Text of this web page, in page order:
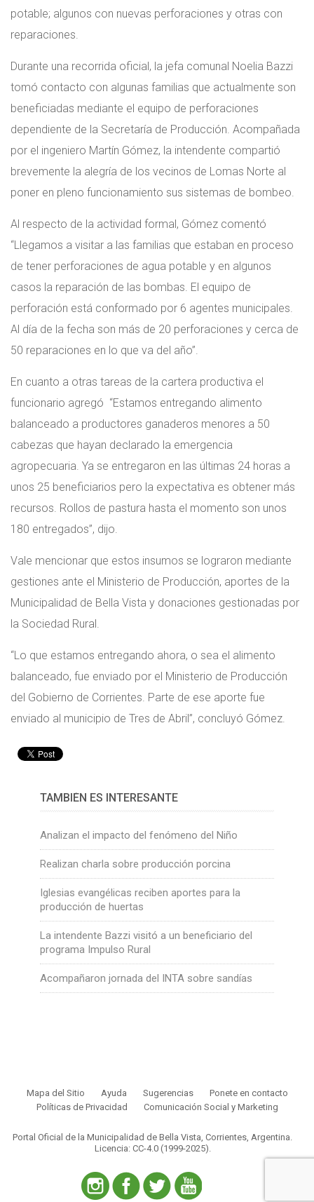
potable; algunos con nuevas perforaciones y otras con
reparaciones.
Durante una recorrida oficial, la jefa comunal Noelia Bazzi
tomó contacto con algunas familias que actualmente son
beneficiadas mediante el equipo de perforaciones
dependiente de la Secretaría de Producción. Acompañada
por el ingeniero Martín Gómez, la intendente compartió
brevemente la alegría de los vecinos de Lomas Norte al
poner en pleno funcionamiento sus sistemas de bombeo.
Al respecto de la actividad formal, Gómez comentó
“Llegamos a visitar a las familias que estaban en proceso
de tener perforaciones de agua potable y en algunos
casos la reparación de las bombas. El equipo de
perforación está conformado por 6 agentes municipales.
Al día de la fecha son más de 20 perforaciones y cerca de
50 reparaciones en lo que va del año”.
En cuanto a otras tareas de la cartera productiva el
funcionario agregó “Estamos entregando alimento
balanceado a productores ganaderos menores a 50
cabezas que hayan declarado la emergencia
agropecuaria. Ya se entregaron en las últimas 24 horas a
unos 25 beneficiarios pero la expectativa es obtener más
recursos. Rollos de pastura hasta el momento son unos
180 entregados”, dijo.
Vale mencionar que estos insumos se lograron mediante
gestiones ante el Ministerio de Producción, aportes de la
Municipalidad de Bella Vista y donaciones gestionadas por
la Sociedad Rural.
“Lo que estamos entregando ahora, o sea el alimento
balanceado, fue enviado por el Ministerio de Producción
del Gobierno de Corrientes. Parte de ese aporte fue
enviado al municipio de Tres de Abril”, concluyó Gómez.
TAMBIÉN ES INTERESANTE
Analizan el impacto del fenómeno del Niño
Realizan charla sobre producción porcina
Iglesias evangélicas reciben aportes para la
producción de huertas
La intendente Bazzi visitó a un beneficiario del
programa Impulso Rural
Acompañaron jornada del INTA sobre sandías
Mapa del Sitio Ayuda Sugerencias
Ponete en contacto
Políticas de Privacidad
Comunicación Social y Marketing
Portal Oficial de la Municipalidad de Bella Vista, Corrientes, Argentina.
Licencia: CC-4.0 (1999-2025).